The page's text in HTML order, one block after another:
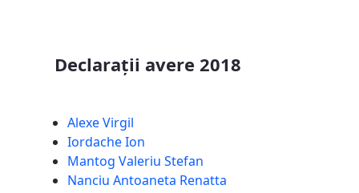
Declarații avere 2018
Alexe Virgil
Iordache Ion
Mantog Valeriu Stefan
Nanciu Antoaneta Renatta